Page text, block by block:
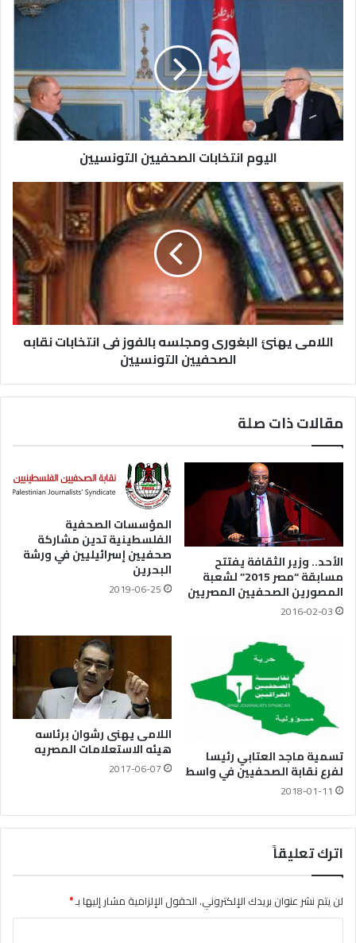
اليوم انتخابات الصحفيين التونسيين
اللامى يهنئ البغورى ومجلسه بالفوز فى انتخابات نقابه
الصحفيين التونسيين
مقالات ذات صلة
الأحد.. وزير الثقافة يفتتح
مسابقة “مصر 2015” لشعبة
المصورين الصحفيين المصريين
2016-02-03
المؤسسات الصحفية
الفلسطينية تدين مشاركة
صحفيين إسرائيليين في ورشة
البحرين
2019-06-25
تسمية ماجد العتابي رئيسا
لفرع نقابة الصحفيين في واسط
2018-01-11
اللامى يهنى رشوان برئاسه
هيئه الاستعلامات المصريه
2017-06-07
اترك تعليقاً
لن يتم نشر عنوان بريدك الإلكتروني.الحقول الإلزامية مشار إليها بـ*